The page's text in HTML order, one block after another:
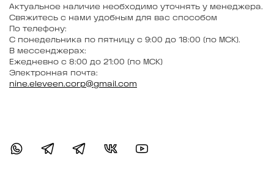
Актуальное наличие необходимо уточнять у менеджера.
Свяжитесь с нами удобным для вас способом
По телефону:
С понедельника по пятницу с 9:00 до 18:00 (по МСК).
В мессенджерах:
Ежедневно с 8:00 до 21:00 (по МСК)
Электронная почта:
nine.eleveen.corp@gmail.com